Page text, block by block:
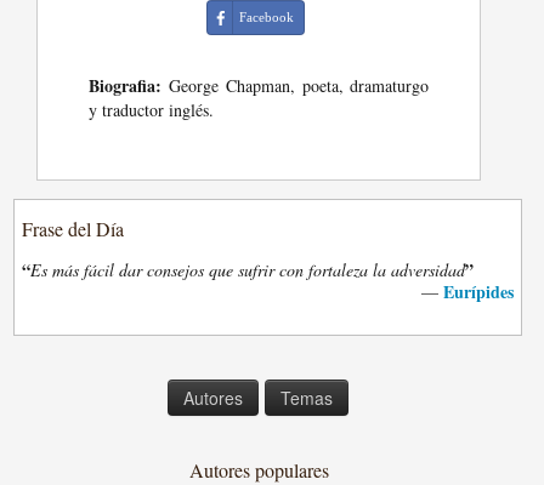
Facebook
Biografia: George Chapman, poeta, dramaturgo
y traductor inglés.
Frase del Día
“Es más fácil dar consejos que sufrir con fortaleza la adversidad”
— Eurípides
Autores Temas
Autores populares